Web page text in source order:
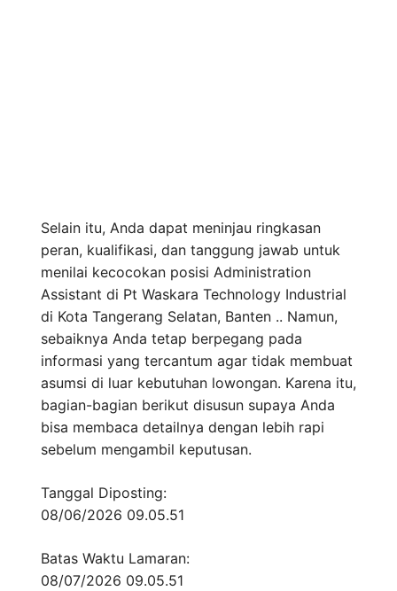
Selain itu, Anda dapat meninjau ringkasan
peran, kualifikasi, dan tanggung jawab untuk
menilai kecocokan posisi Administration
Assistant di Pt Waskara Technology Industrial
di Kota Tangerang Selatan, Banten .. Namun,
sebaiknya Anda tetap berpegang pada
informasi yang tercantum agar tidak membuat
asumsi di luar kebutuhan lowongan. Karena itu,
bagian-bagian berikut disusun supaya Anda
bisa membaca detailnya dengan lebih rapi
sebelum mengambil keputusan.
Tanggal Diposting:
08/06/2026 09.05.51
Batas Waktu Lamaran:
08/07/2026 09.05.51